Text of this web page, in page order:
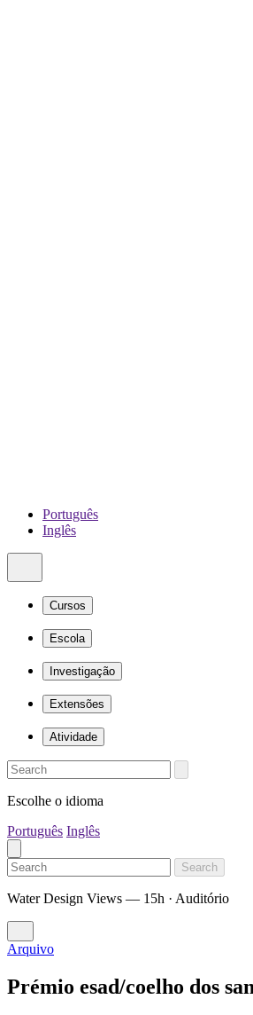
Português
Inglês
Cursos
Escola
Investigação
Extensões
Atividade
Escolhe o idioma
Português Inglês
Search
Water Design Views — 15h · Auditório
Arquivo
Prémio esad/coelho dos